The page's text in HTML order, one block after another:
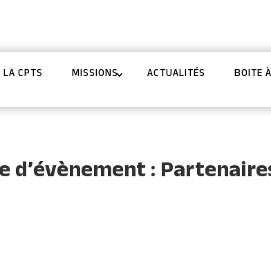
CPTS MISSIONS ACTUALITÉS BOITE
d’évènement :